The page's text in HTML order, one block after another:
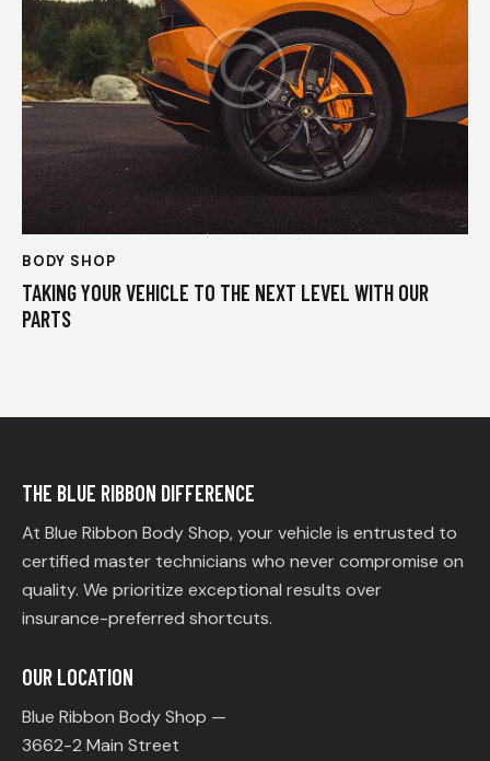
BODY SHOP
TAKING YOUR VEHICLE TO THE NEXT LEVEL WITH OUR
PARTS
THE BLUE RIBBON DIFFERENCE
At Blue Ribbon Body Shop, your vehicle is entrusted to
certified master technicians who never compromise on
quality. We prioritize exceptional results over
insurance-preferred shortcuts.
OUR LOCATION
Blue Ribbon Body Shop —
3662-2 Main Street